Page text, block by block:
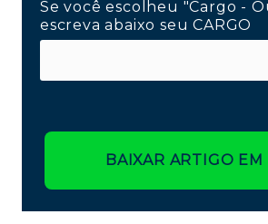
Se você escolheu "Cargo -
escreva abaixo seu CARGO
BAIXAR ARTIGO EM